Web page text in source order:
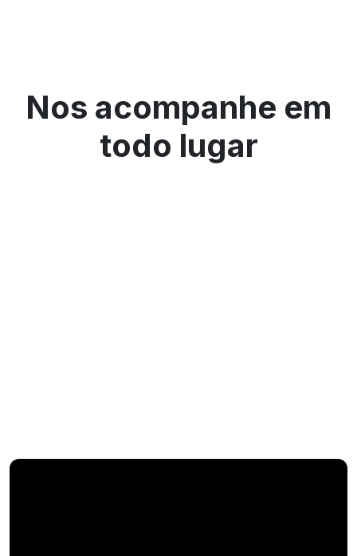
Nos acompanhe em
todo lugar